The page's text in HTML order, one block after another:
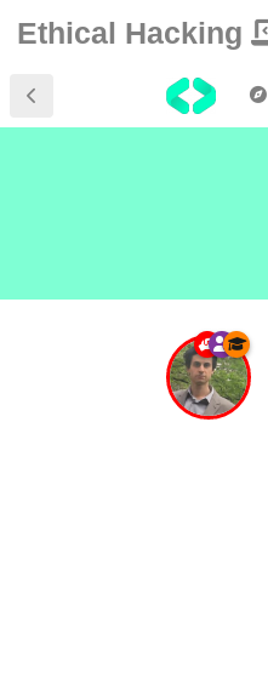
Ethical Hacking